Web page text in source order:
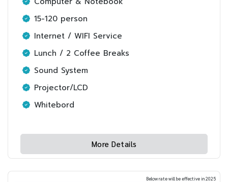
15-120 person
Internet / WIFI Service
Lunch / 2 Coffee Breaks
Sound System
Projector/LCD
Whitebord
More Details
Below rate will be effective in 2025